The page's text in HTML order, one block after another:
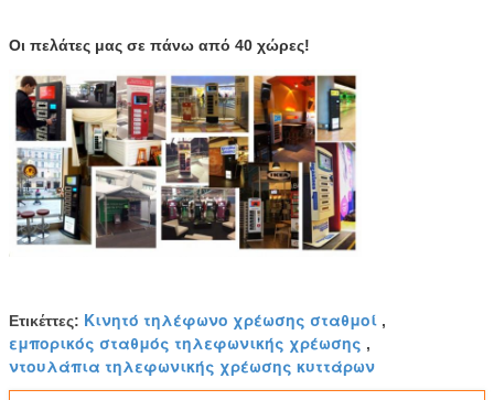
Οι πελάτες μας σε πάνω από 40 χώρες!
Ετικέττες: Κινητό τηλέφωνο χρέωσης σταθμοί ,
εμπορικός σταθμός τηλεφωνικής χρέωσης ,
ντουλάπια τηλεφωνικής χρέωσης κυττάρων